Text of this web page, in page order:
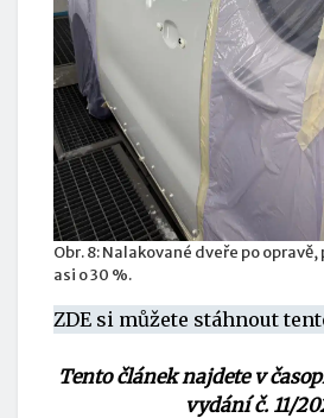
Obr. 8: Nalakované dveře po
asi o 30 %.
ZDE si můžete stáhnout
Tento článek najdete v
vydání č. 11/